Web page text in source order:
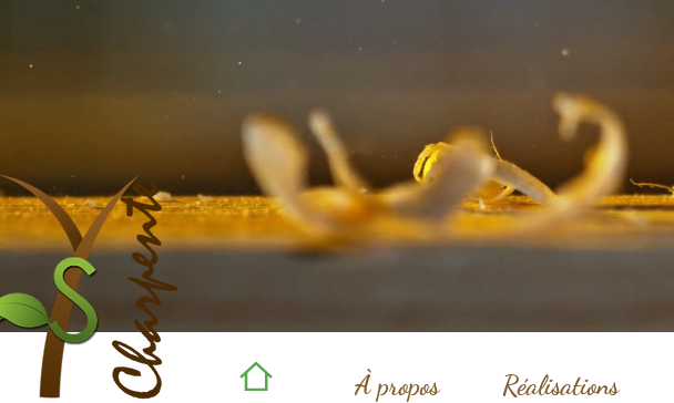
À propos Réalisations